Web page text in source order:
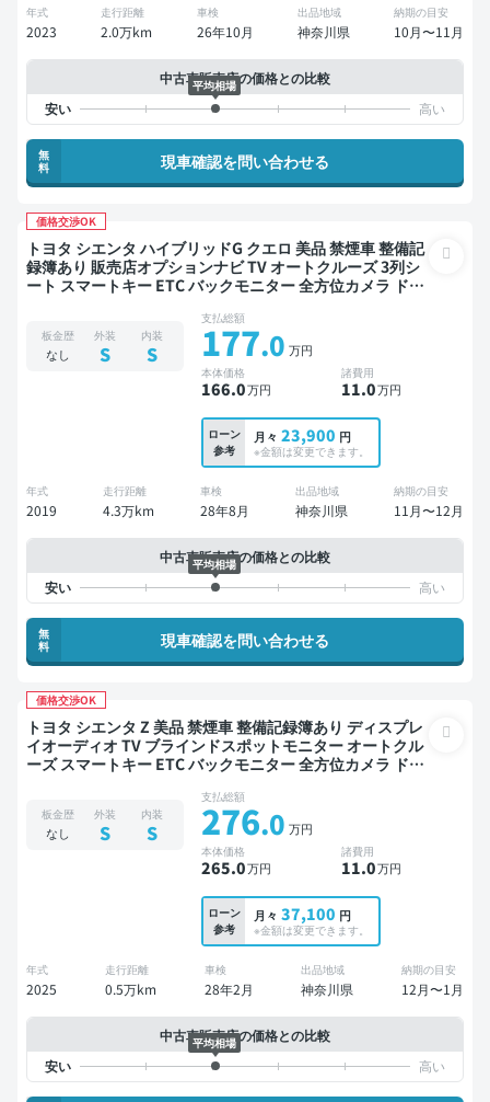
年式
2023
走行距離
2.0万km
車検
26年10月
出品地域
神奈川県
納期の目安
10月〜11月
中古車販売店の価格との比較
平均相場
無
料
現車確認を問い合わせる
価格交渉OK
トヨタ シエンタ ハイブリッドG クエロ 美品 禁煙車 整備記
録簿あり 販売店オプションナビ TV オートクルーズ 3列シ
ート スマートキー ETC バックモニター 全方位カメラ ドラ
板金歴
なし
外装
S
内装
S
支払総額
177.0 万円
本体価格
166.0万円
諸費用
11.0万円
ローン
参考
月々 23,900 円
※金額は変更できます。
年式
2019
走行距離
4.3万km
車検
28年8月
出品地域
神奈川県
納期の目安
11月〜12月
中古車販売店の価格との比較
平均相場
無
料
現車確認を問い合わせる
価格交渉OK
トヨタ シエンタ Z 美品 禁煙車 整備記録簿あり ディスプレ
イオーディオ TV ブラインドスポットモニター オートクル
ーズ スマートキー ETC バックモニター 全方位カメラ ドラ
板金歴
なし
外装
S
内装
S
支払総額
276.0 万円
本体価格
265.0万円
諸費用
11.0万円
ローン
参考
月々 37,100 円
※金額は変更できます。
年式
2025
走行距離
0.5万km
車検
28年2月
出品地域
神奈川県
納期の目安
12月〜1月
中古車販売店の価格との比較
平均相場